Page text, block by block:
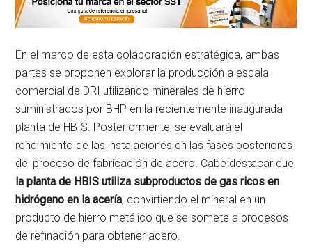
En el marco de esta colaboración estratégica, ambas
partes se proponen explorar la producción a escala
comercial de DRI utilizando minerales de hierro
suministrados por BHP en la recientemente inaugurada
planta de HBIS. Posteriormente, se evaluará el
rendimiento de las instalaciones en las fases posteriores
del proceso de fabricación de acero. Cabe destacar que
la planta de HBIS utiliza subproductos de gas ricos en
hidrógeno en la acería, convirtiendo el mineral en un
producto de hierro metálico que se somete a procesos
de refinación para obtener acero.